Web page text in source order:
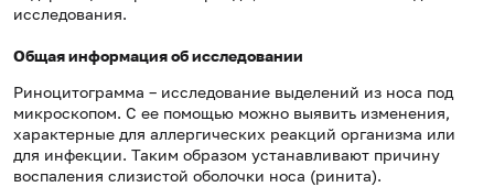
исследования.
Общая информация об исследовании
Риноцитограмма – исследование выделений из носа под
микроскопом. С ее помощью можно выявить изменения,
характерные для аллергических реакций организма или
для инфекции. Таким образом устанавливают причину
воспаления слизистой оболочки носа (ринита).